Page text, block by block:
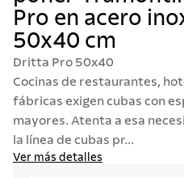
Pro en acero
50x40 cm
Dritta Pro 50x40
Cocinas de restaurantes,
fábricas exigen cubas con
mayores. Atenta a esa
la línea de cubas pr...
Ver más detalles
4 .
ollas
5.
acero inoxidable
6.
grano
7.
solar
8.
cuchillo
9.
442